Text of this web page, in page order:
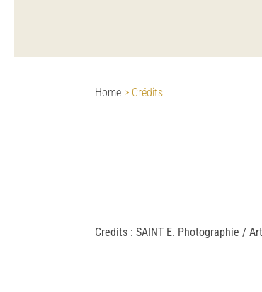
Home > Crédits
Credits : SAINT E. Photographie /